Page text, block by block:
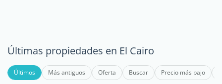
Últimas propiedades en El Cairo
Últimos Más antiguos Oferta Buscar Precio más bajo